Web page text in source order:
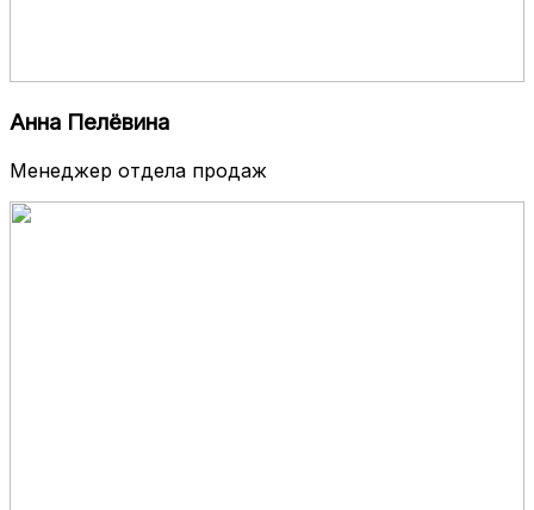
Анна Пелёвина
Менеджер отдела продаж